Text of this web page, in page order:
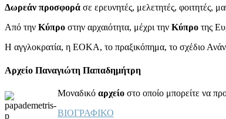
Δωρεάν προσφορά σε ερευνητές, μελετητές, φοιτητές,
Από την Κύπρο στην αρχαιότητα, μέχρι την Κύπρο της
Η αγγλοκρατία, η ΕΟΚΑ, το πραξικόπημα, το σχέδιο
Αρχείο Παναγιώτη Παπαδημήτρη
Μοναδικό αρχείο στο οποίο μπορείτε να
ΒΙΟΓΡΑΦΙΚΟ